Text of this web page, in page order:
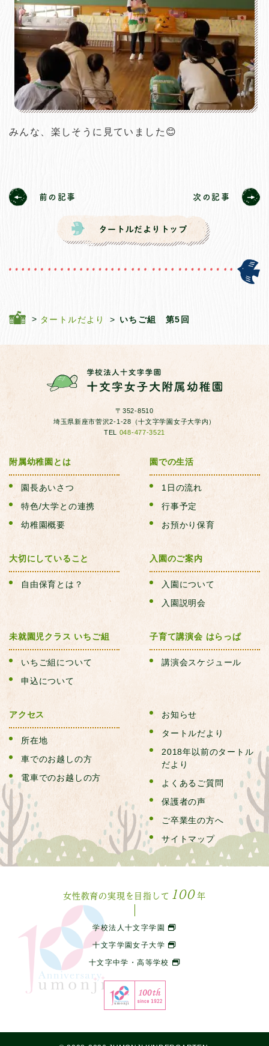
みんな、楽しそうに見ていました😊
前の記事 次の記事
タートルだより いちご組 第5回
〒352-8510
埼玉県新座市菅沢2-1-28（十文字学園女子大学内）
TEL 048-477-3521
附属幼稚園とは
園長あいさつ
特色/大学との連携
幼稚園概要
園での生活
1日の流れ
行事予定
お預かり保育
大切にしていること
自由保育とは？
入園のご案内
入園について
入園説明会
未就園児クラス いちご組
いちご組について
申込について
子育て講演会 はらっぱ
講演会スケジュール
アクセス
所在地
車でのお越しの方
電車でのお越しの方
お知らせ
タートルだより
2018年以前のタートル
だより
よくあるご質問
保護者の声
ご卒業生の方へ
サイトマップ
女性教育の実現を目指して 100 年
学校法人十文字学園
十文字学園女子大学
十文字中学・高等学校